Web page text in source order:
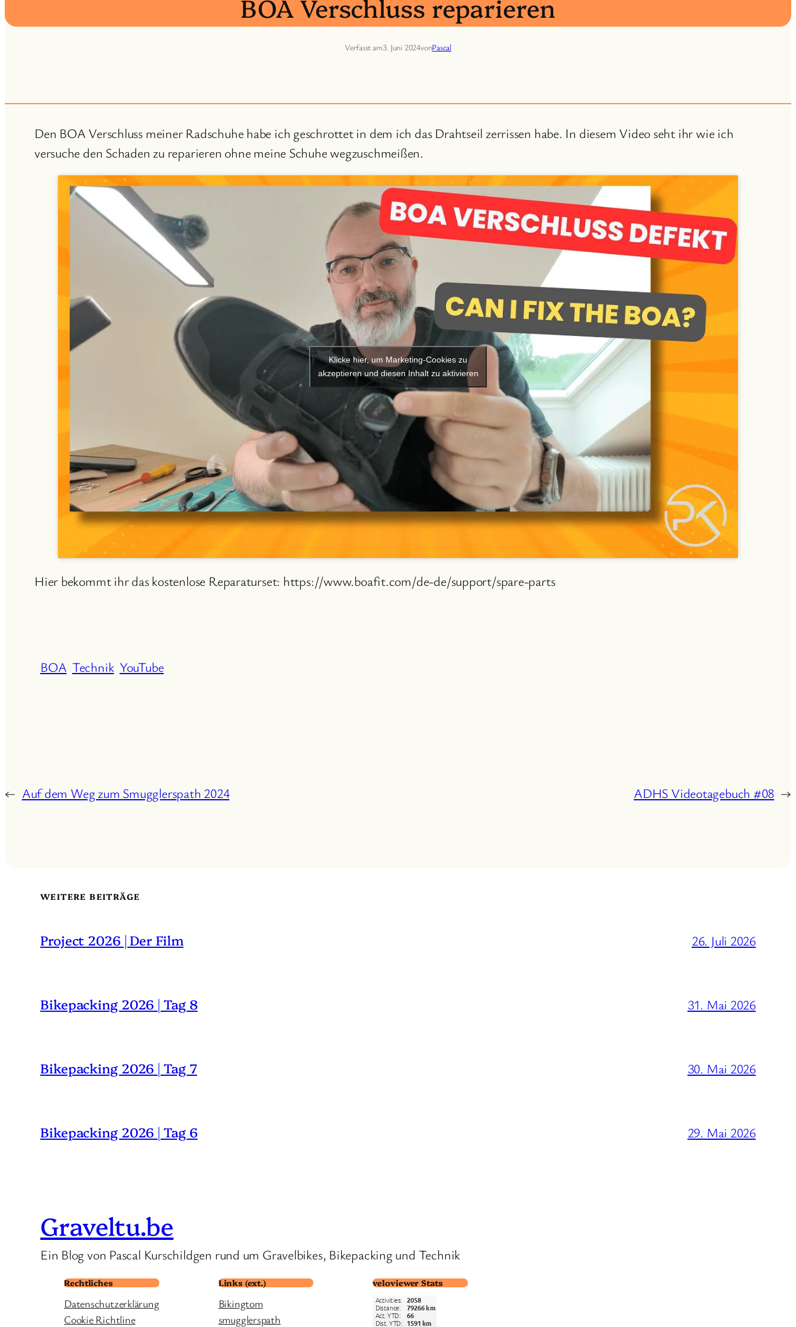
BOA Verschluss reparieren
Verfasst am3. Juni 2024vonPascal
Den BOA Verschluss meiner Radschuhe habe ich geschrottet in dem ich das Drahtseil zerrissen habe. In diesem Video seht ihr wie ich
versuche den Schaden zu reparieren ohne meine Schuhe wegzuschmeißen.
Klicke hier, um Marketing-Cookies zu
akzeptieren und diesen Inhalt zu aktivieren
Hier bekommt ihr das kostenlose Reparaturset: https://www.boafit.com/de-de/support/spare-parts
BOA Technik YouTube
← Auf dem Weg zum Smugglerspath 2024 ADHS Videotagebuch #08 →
WEITERE BEITRÄGE
Project 2026 | Der Film 26. Juli 2026
Bikepacking 2026 | Tag 8 31. Mai 2026
Bikepacking 2026 | Tag 7 30. Mai 2026
Bikepacking 2026 | Tag 6 29. Mai 2026
Graveltu.be
Ein Blog von Pascal Kurschildgen rund um Gravelbikes, Bikepacking und Technik
Rechtliches
Datenschutzerklärung
Cookie Richtline
Links (ext.)
Bikingtom
smugglerspath
veloviewer Stats